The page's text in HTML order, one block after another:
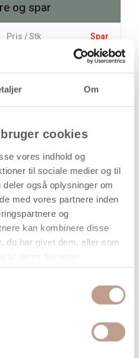
Om
cookies
vores indhold og
til sociale medier og til
også oplysninger om
med vores partnere inden
og
kan kombinere disse
du har givet dem, eller som
og spar
Pris / Stk Spar
36,00 kr.
47,94
(38,35kr.ekskl. moms)
Leveringsomkostninger
i kurven
Din bestilling er først bindende,
når vi har bekræftet din ordre.